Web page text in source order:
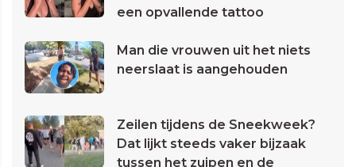
een opvallende tattoo
Man die vrouwen uit het niets
neerslaat is aangehouden
Zeilen tijdens de Sneekweek?
Dat lijkt steeds vaker bijzaak
tussen het zuipen en de